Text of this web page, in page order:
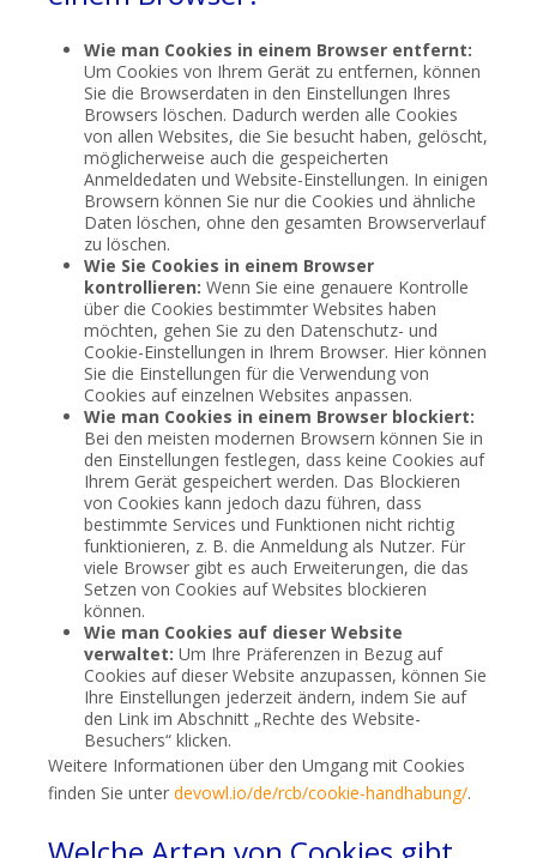
Wie man Cookies in einem Browser entfernt:
Um Cookies von Ihrem Gerät zu entfernen, können
Sie die Browserdaten in den Einstellungen Ihres
Browsers löschen. Dadurch werden alle Cookies
von allen Websites, die Sie besucht haben, gelöscht,
möglicherweise auch die gespeicherten
Anmeldedaten und Website-Einstellungen. In einigen
Browsern können Sie nur die Cookies und ähnliche
Daten löschen, ohne den gesamten Browserverlauf
zu löschen.
Wie Sie Cookies in einem Browser
kontrollieren: Wenn Sie eine genauere Kontrolle
über die Cookies bestimmter Websites haben
möchten, gehen Sie zu den Datenschutz- und
Cookie-Einstellungen in Ihrem Browser. Hier können
Sie die Einstellungen für die Verwendung von
Cookies auf einzelnen Websites anpassen.
Wie man Cookies in einem Browser blockiert:
Bei den meisten modernen Browsern können Sie in
den Einstellungen festlegen, dass keine Cookies auf
Ihrem Gerät gespeichert werden. Das Blockieren
von Cookies kann jedoch dazu führen, dass
bestimmte Services und Funktionen nicht richtig
funktionieren, z. B. die Anmeldung als Nutzer. Für
viele Browser gibt es auch Erweiterungen, die das
Setzen von Cookies auf Websites blockieren
können.
Wie man Cookies auf dieser Website
verwaltet: Um Ihre Präferenzen in Bezug auf
Cookies auf dieser Website anzupassen, können Sie
Ihre Einstellungen jederzeit ändern, indem Sie auf
den Link im Abschnitt „Rechte des Website-
Besuchers“ klicken.
Weitere Informationen über den Umgang mit Cookies
finden Sie unter devowl.io/de/rcb/cookie-handhabung/.